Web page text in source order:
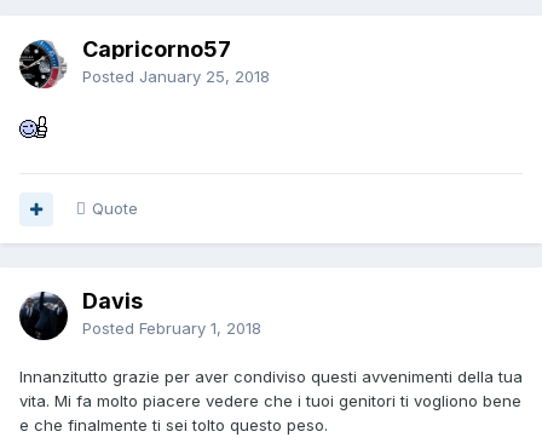
Capricorno57
Posted January 25, 2018
Quote
Davis
Posted February 1, 2018
Innanzitutto grazie per aver condiviso questi avvenimenti della tua
vita. Mi fa molto piacere vedere che i tuoi genitori ti vogliono bene
e che finalmente ti sei tolto questo peso.